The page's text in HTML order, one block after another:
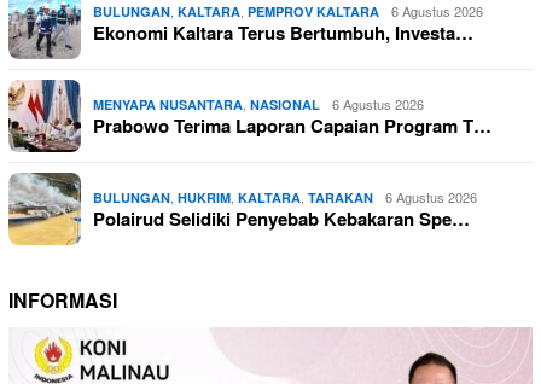
BULUNGAN, KALTARA, PEMPROV KALTARA 6 Agustus 2026
Ekonomi Kaltara Terus Bertumbuh, Investa…
MENYAPA NUSANTARA, NASIONAL 6 Agustus 2026
Prabowo Terima Laporan Capaian Program T…
BULUNGAN, HUKRIM, KALTARA, TARAKAN 6 Agustus 2026
Polairud Selidiki Penyebab Kebakaran Spe…
INFORMASI